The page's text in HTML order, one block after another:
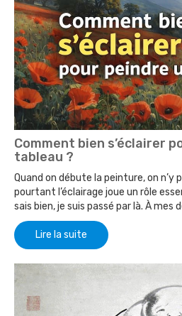
Comment bien s’éclairer
tableau ?
Quand on débute la peinture, on n’y
pourtant l’éclairage joue un rôle
sais bien, je suis passé par là. À mes
Lire la suite